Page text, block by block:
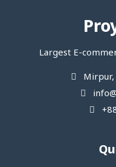
Largest E-
Mirpur,